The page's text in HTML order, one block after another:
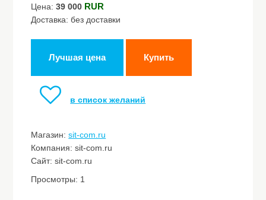
Цена:39 000 RUR
Доставка: без доставки
Лучшая цена Купить
в список желаний
Магазин:sit-com.ru
Компания: sit-com.ru
Сайт: sit-com.ru
Просмотры: 1